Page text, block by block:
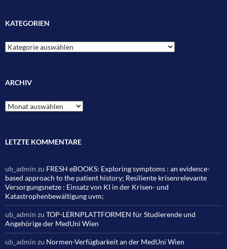
KATEGORIEN
Kategorien
ARCHIV
Archiv
LETZTE KOMMENTARE
ub_admin zu FRESH eBOOKS: Exploring symptoms : an evidence-
based approach to the patient history; Resiliente krisenrelevante
Versorgungsnetze : Einsatz von KI in der Krisen- und
Katastrophenbewältigung uvm;
ub_admin zu TOP-LERNPLATTFORMEN für Studierende und
Angehörige der MedUni Wien
ub_admin zu Normen-Verfügbarkeit an der MedUni Wien